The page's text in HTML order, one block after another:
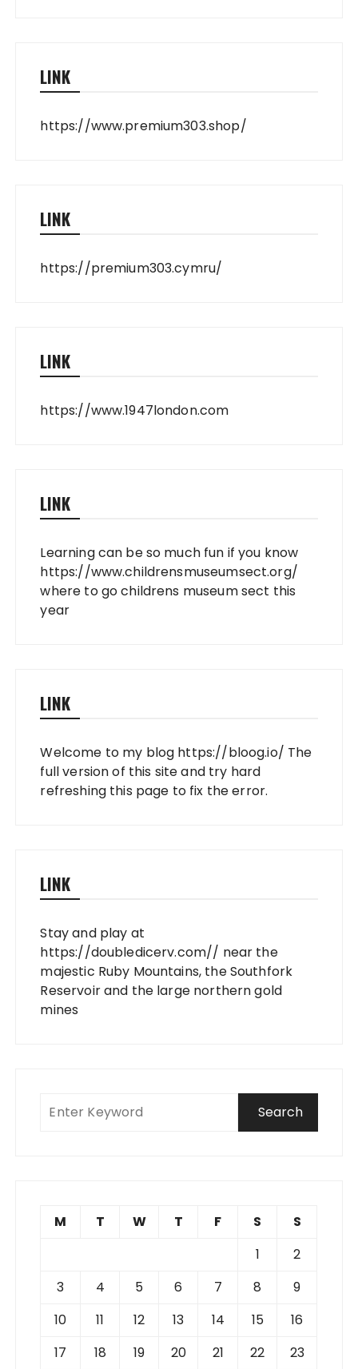
LINK
https://www.premium303.shop/
LINK
https://premium303.cymru/
LINK
https://www.1947london.com
LINK
Learning can be so much fun if you know
https://www.childrensmuseumsect.org/
where to go childrens museum sect this
year
LINK
Welcome to my blog https://bloog.io/ The
full version of this site and try hard
refreshing this page to fix the error.
LINK
Stay and play at
https://doubledicerv.com// near the
majestic Ruby Mountains, the Southfork
Reservoir and the large northern gold
mines
M T W T F S
S
1
2
3
4 5 6 7 8
9
10
11 12 13 14 15
16
17
18 19 20 21 22
23